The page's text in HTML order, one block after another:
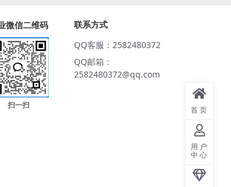
微信二维码
扫一扫
联系方式
QQ客服：2582480372
QQ邮箱：
2582480372@qq.com
首页
用户
中心